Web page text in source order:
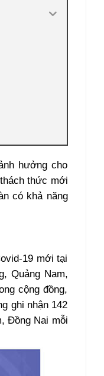
hưởng cho
thức mới
có khả năng
19 mới tại
Quảng Nam,
cộng đồng,
ghi nhận 142
Đồng Nai mỗi